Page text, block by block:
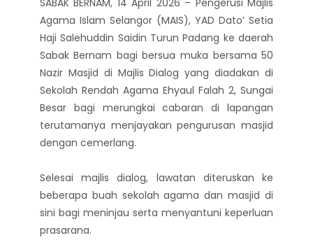
Agama Islam Selangor (MAIS), YAD Dato’ Setia
Haji Salehuddin Saidin Turun Padang ke daerah
Sabak Bernam bagi bersua muka bersama 50
Nazir Masjid di Majlis Dialog yang diadakan di
Sekolah Rendah Agama Ehyaul Falah 2, Sungai
Besar bagi merungkai cabaran di lapangan
terutamanya menjayakan pengurusan masjid
dengan cemerlang.
Selesai majlis dialog, lawatan diteruskan ke
beberapa buah sekolah agama dan masjid di
sini bagi meninjau serta menyantuni keperluan
prasarana.